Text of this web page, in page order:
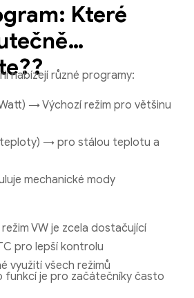
Které
nabízejí různé programy:
→ Výchozí režim pro většinu
teploty) → pro stálou teplotu a
mechanické mody
VW je zcela dostačující
pro lepší kontrolu
využití všech režimů
funkcí je pro začátečníky často